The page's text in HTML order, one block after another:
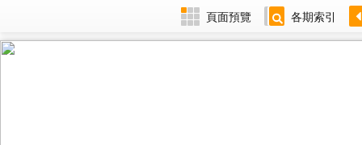
頁面預覽 各期索引